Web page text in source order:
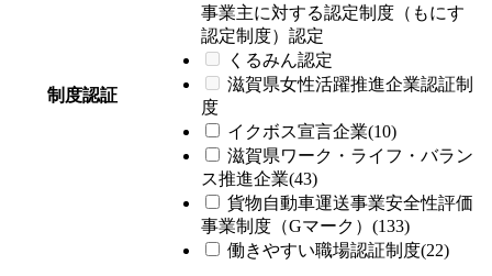
制度認証
事業主に対する認定制度（もにす
認定制度）認定
くるみん認定
滋賀県女性活躍推進企業認証制
度
イクボス宣言企業(10)
滋賀県ワーク・ライフ・バラン
ス推進企業(43)
貨物自動車運送事業安全性評価
事業制度（Gマーク）(133)
働きやすい職場認証制度(22)